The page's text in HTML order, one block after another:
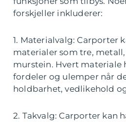
forskjeller inkluderer:
1. Materialvalg: Carporter
materialer som tre,
murstein. Hvert materiale
fordeler og ulemper når
holdbarhet, vedlikehold
2. Takvalg: Carporter kan